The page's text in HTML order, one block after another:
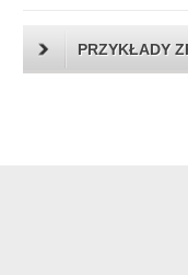
PRZYKŁADY